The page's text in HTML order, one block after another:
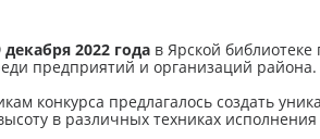
декабря 2022 годав Ярской библиотеке
предприятий и организаций района.
конкурса предлагалось создать
в различных техниках